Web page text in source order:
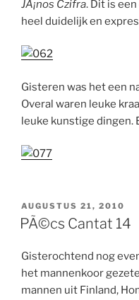
JÃ¡nos Czifra. Dit is
heel duidelijk en
Gisteren was het een
Overal waren leuke
leuke kunstige dingen.
GEPLAATST
OP
AUGUSTUS 21, 2010
PÃ©cs Cantat 14
Gisterochtend nog
het mannenkoor
mannen uit Finland,